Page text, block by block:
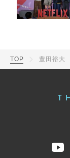
TOP 豊田裕大